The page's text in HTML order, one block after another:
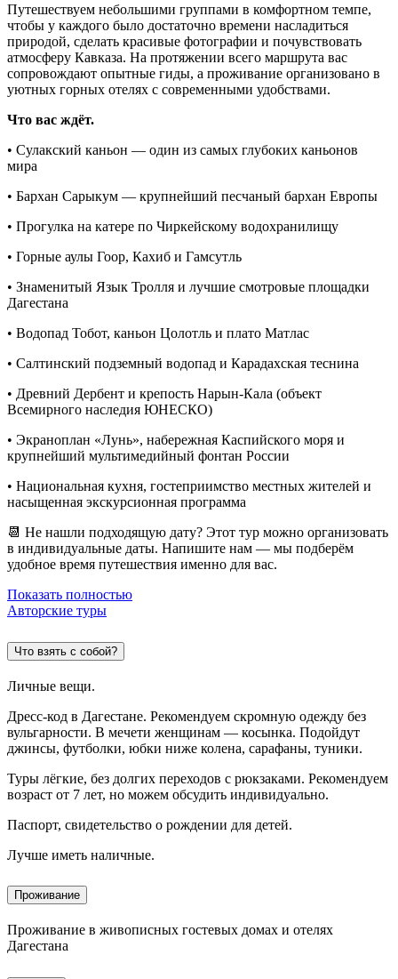
Путешествуем небольшими группами в комфортном темпе,
чтобы у каждого было достаточно времени насладиться
природой, сделать красивые фотографии и почувствовать
атмосферу Кавказа. На протяжении всего маршрута вас
сопровождают опытные гиды, а проживание организовано в
уютных горных отелях с современными удобствами.
Что вас ждёт.
• Сулакский каньон — один из самых глубоких каньонов
мира
• Бархан Сарыкум — крупнейший песчаный бархан Европы
• Прогулка на катере по Чиркейскому водохранилищу
• Горные аулы Гоор, Кахиб и Гамсутль
• Знаменитый Язык Тролля и лучшие смотровые площадки
Дагестана
• Водопад Тобот, каньон Цолотль и плато Матлас
• Салтинский подземный водопад и Карадахская теснина
• Древний Дербент и крепость Нарын-Кала (объект
Всемирного наследия ЮНЕСКО)
• Экраноплан «Лунь», набережная Каспийского моря и
крупнейший мультимедийный фонтан России
• Национальная кухня, гостеприимство местных жителей и
насыщенная экскурсионная программа
📆 Не нашли подходящую дату? Этот тур можно организовать
в индивидуальные даты. Напишите нам — мы подберём
удобное время путешествия именно для вас.
Показать полностью
Авторские туры
Что взять с собой?
Личные вещи.
Дресс-код в Дагестане. Рекомендуем скромную одежду без
вульгарности. В мечети женщинам — косынка. Подойдут
джинсы, футболки, юбки ниже колена, сарафаны, туники.
Туры лёгкие, без долгих переходов с рюкзаками. Рекомендуем
возраст от 7 лет, но можем обсудить индивидуально.
Паспорт, свидетельство о рождении для детей.
Лучше иметь наличные.
Проживание
Проживание в живописных гостевых домах и отелях
Дагестана